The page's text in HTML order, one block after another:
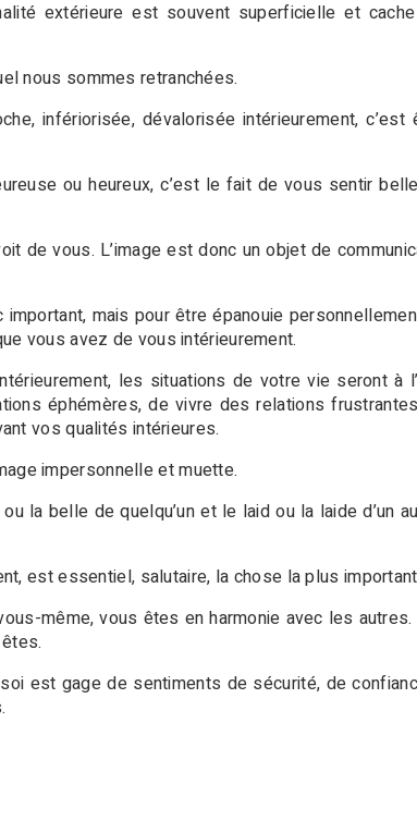
extérieure est souvent superficielle et
nous sommes retranchées.
infériorisée, dévalorisée intérieurement,
ou heureux, c’est le fait de vous sentir
de vous. L’image est donc un objet de
mais pour être épanouie
vous avez de vous intérieurement.
les situations de votre vie seront à
éphémères, de vivre des relations
vos qualités intérieures.
impersonnelle et muette.
la belle de quelqu’un et le laid ou la laide d’un
est essentiel, salutaire, la chose la plus
même, vous êtes en harmonie avec les
soi est gage de sentiments de sécurité, de